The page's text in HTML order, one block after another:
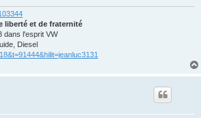
liberté et de fraternité
dans l'esprit VW
Diesel